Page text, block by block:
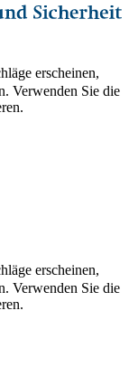
erscheinen,
Verwenden Sie die
erscheinen,
Verwenden Sie die